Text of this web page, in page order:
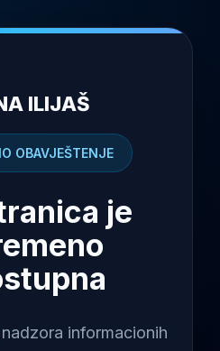
ILIJAŠ
OBAVJEŠTENJE
je
informacionih